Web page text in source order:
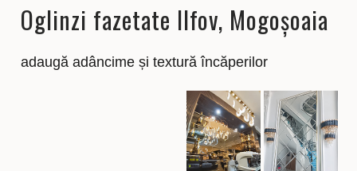
Oglinzi fazetate Ilfov, Mogoșoaia
adaugă adâncime și textură încăperilor